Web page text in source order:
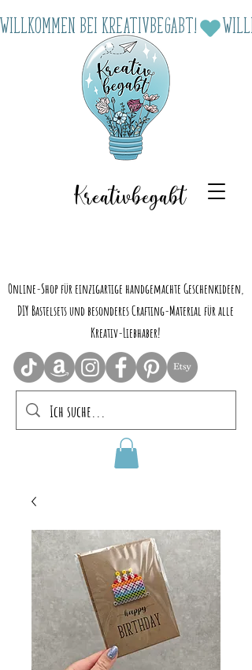
Kreativbegabt
Online-Shop für einzigartige handgemachte Geschenkideen,
DIY Bastelsets und besonderes Crafting-Material für alle
Kreativ-Liebhaber!
Willkommen bei Kreativbegabt!